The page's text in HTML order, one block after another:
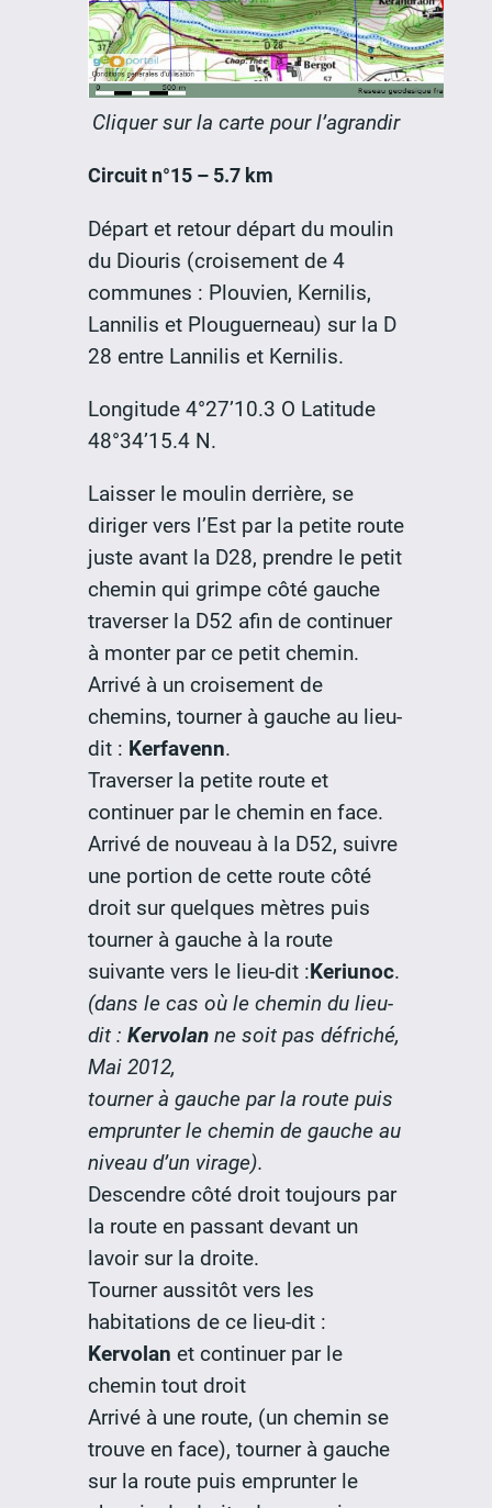
Cliquer sur la carte pour l’agrandir
Circuit n°15 – 5.7 km
Départ et retour départ du moulin
du Diouris (croisement de 4
communes : Plouvien, Kernilis,
Lannilis et Plouguerneau) sur la D
28 entre Lannilis et Kernilis.
Longitude 4°27’10.3 O Latitude
48°34’15.4 N.
Laisser le moulin derrière, se
diriger vers l’Est par la petite route
juste avant la D28, prendre le petit
chemin qui grimpe côté gauche
traverser la D52 afin de continuer
à monter par ce petit chemin.
Arrivé à un croisement de
chemins, tourner à gauche au lieu-
dit : Kerfavenn.
Traverser la petite route et
continuer par le chemin en face.
Arrivé de nouveau à la D52, suivre
une portion de cette route côté
droit sur quelques mètres puis
tourner à gauche à la route
suivante vers le lieu-dit :Keriunoc.
(dans le cas où le chemin du lieu-
dit : Kervolan ne soit pas défriché,
Mai 2012,
tourner à gauche par la route puis
emprunter le chemin de gauche au
niveau d’un virage).
Descendre côté droit toujours par
la route en passant devant un
lavoir sur la droite.
Tourner aussitôt vers les
habitations de ce lieu-dit :
Kervolan et continuer par le
chemin tout droit
Arrivé à une route, (un chemin se
trouve en face), tourner à gauche
sur la route puis emprunter le